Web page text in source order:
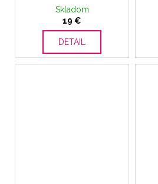
Skladom
19 €
DETAIL